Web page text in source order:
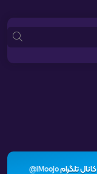
کانال تلگرامiMoojo@